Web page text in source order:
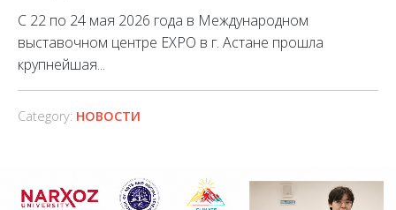
С 22 по 24 мая 2026 года в Международном
выставочном центре EXPO в г. Астане прошла
крупнейшая...
Category: НОВОСТИ